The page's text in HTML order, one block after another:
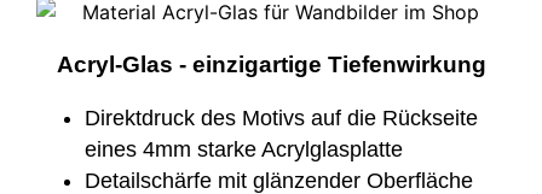
Acryl-Glas - einzigartige Tiefenwirkung
Direktdruck des Motivs auf die Rückseite
eines 4mm starke Acrylglasplatte
Detailschärfe mit glänzender Oberfläche